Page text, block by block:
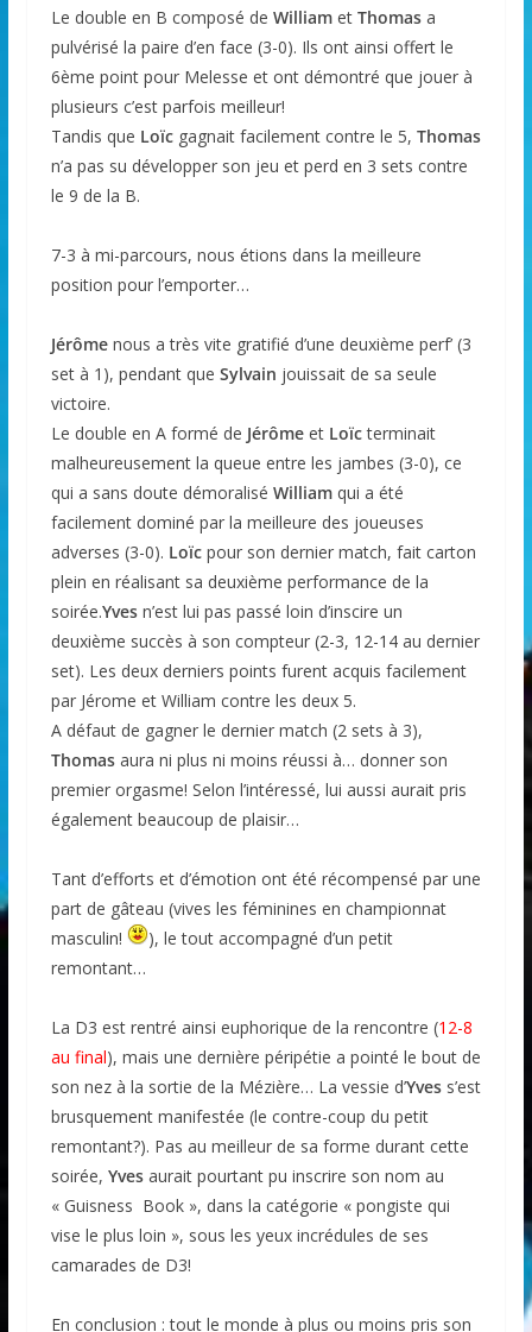
Le double en B composé de Williamet Thomasa
pulvérisé la paire d’en face (3-0). Ils ont ainsi offert le
6ème point pour Melesse et ont démontré que jouer à
plusieurs c’est parfois meilleur!
Tandis que Loïcgagnait facilement contre le 5, Thomas
n’a pas su développer son jeu et perd en 3 sets contre
le 9 de la B.
7-3 à mi-parcours, nous étions dans la meilleure
position pour l’emporter…
Jérômenous a très vite gratifié d’une deuxième perf’ (3
set à 1), pendant que Sylvain jouissait de sa seule
victoire.
Le double en A formé de Jérômeet Loïcterminait
malheureusement la queue entre les jambes (3-0), ce
qui a sans doute démoralisé Williamqui a été
facilement dominé par la meilleure des joueuses
adverses (3-0). Loïcpour son dernier match, fait carton
plein en réalisant sa deuxième performance de la
soirée.Yvesn’est lui pas passé loin d’inscire un
deuxième succès à son compteur (2-3, 12-14 au dernier
set). Les deux derniers points furent acquis facilement
par Jérome et William contre les deux 5.
A défaut de gagner le dernier match (2 sets à 3),
Thomasaura ni plus ni moins réussi à… donner son
premier orgasme! Selon l’intéressé, lui aussi aurait pris
également beaucoup de plaisir…
Tant d’efforts et d’émotion ont été récompensé par une
part de gâteau (vives les féminines en championnat
masculin!
), le tout accompagné d’un petit
remontant…
La D3 est rentré ainsi euphorique de la rencontre (12-8
au final), mais une dernière péripétie a pointé le bout de
son nez à la sortie de la Mézière… La vessie d’Yvess’est
brusquement manifestée (le contre-coup du petit
remontant?). Pas au meilleur de sa forme durant cette
soirée, Yvesaurait pourtant pu inscrire son nom au
« Guisness Book », dans la catégorie « pongiste qui
vise le plus loin », sous les yeux incrédules de ses
camarades de D3!
En conclusion : tout le monde à plus ou moins pris son